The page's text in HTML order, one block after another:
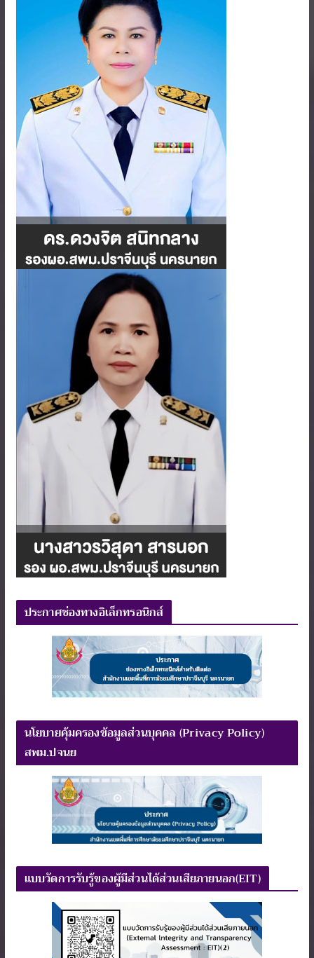
ประกาศช่องทางอิเล็กทรอนิกส์
นโยบายคุ้มครองข้อมูลส่วนบุคคล (Privacy Policy)
สพม.ปจนย
แบบวัดการรับรู้ของผู้มีส่วนได้ส่วนเสียภายนอก(EIT)